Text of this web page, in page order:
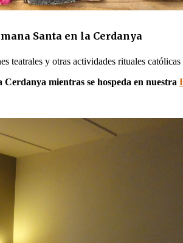
Santa en la Cerdanya
teatrales y otras actividades rituales
mientras se hospeda en nuestra